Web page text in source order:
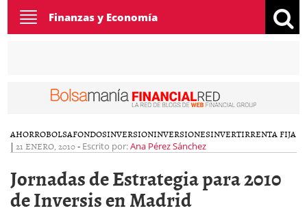
Toggle
navigation
Finanzas y Economía
AHORROBOLSAFONDOSINVERSIONINVERSIONESINVERTIRRENTA FIJA
| 21 ENERO, 2010- Escrito por:Ana Pérez Sánchez
Jornadas de Estrategia para 2010
de Inversis en Madrid